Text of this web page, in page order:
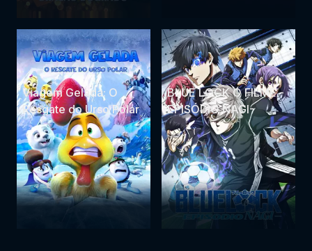
Viagem Gelada: O
Resgate do Urso Polar
BLUE LOCK O FILME -
EPISÓDIO NAGI-